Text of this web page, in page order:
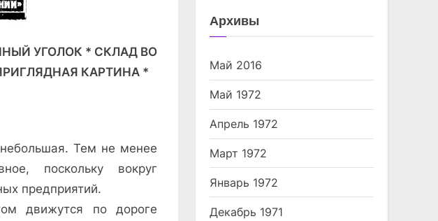
УГОЛОК * СКЛАД ВО
КАРТИНА *
Тем не менее
поскольку вокруг
предприятий.
движутся по дороге
Архивы
Май 2016
Май 1972
Апрель 1972
Март 1972
Январь 1972
Декабрь 1971